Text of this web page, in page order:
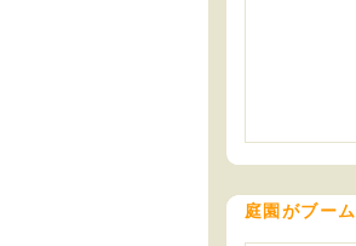
庭園がブーム